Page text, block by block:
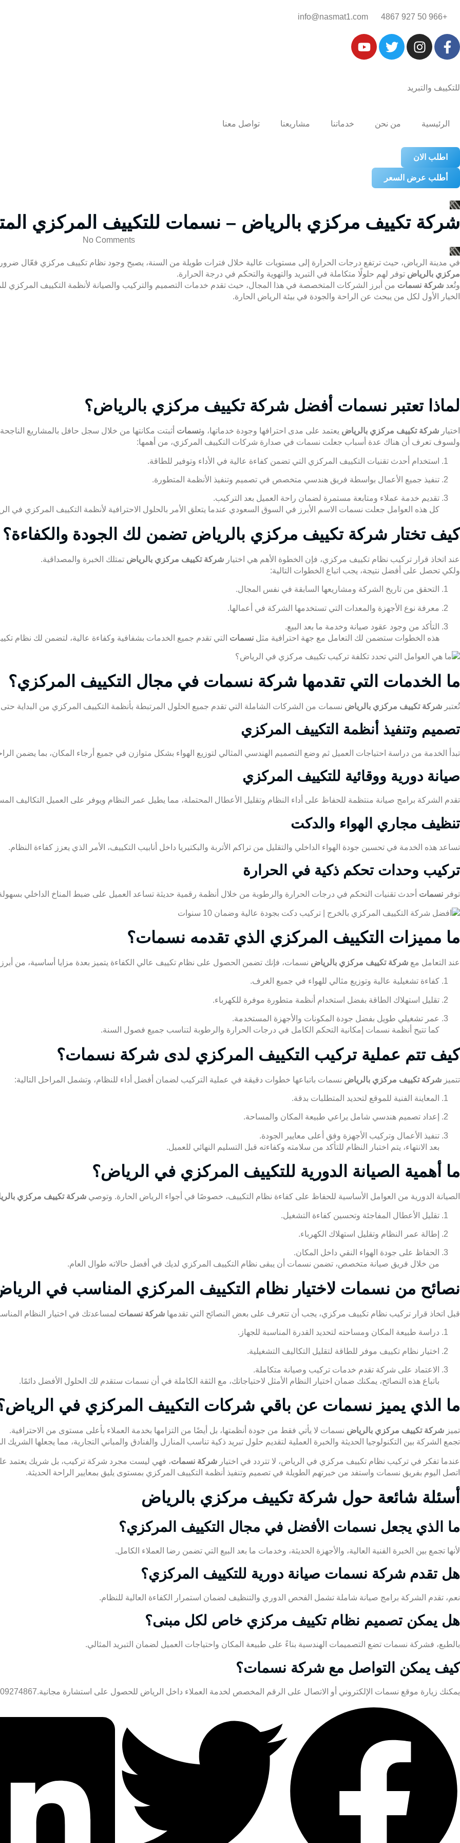
+966 50 927 4867‎‏
info@nasmat1.com
للتكييف والتبريد
الرئيسية من نحن خدماتنا مشاريعنا تواصل معنا
اطلب الان
أطلب عرض السعر
شركة تكييف مركزي بالرياض – نسمات للتكييف المركزي
No Comments
في مدينة الرياض، حيث ترتفع درجات الحرارة إلى مستويات عالية خلال فترات طويلة من السنة، يصبح وجود نظام تكييف مركزي فعّال
مركزي بالرياض توفر لهم حلولًا متكاملة في التبريد والتهوية والتحكم في درجة الحرارة.
وتُعد شركة نسمات من أبرز الشركات المتخصصة في هذا المجال، حيث تقدم خدمات التصميم والتركيب والصيانة لأنظمة التكييف المركزي
الخيار الأول لكل من يبحث عن الراحة والجودة في بيئة الرياض الحارة.
لماذا تعتبر نسمات أفضل شركة تكييف مركزي بالرياض؟
اختيار شركة تكييف مركزي بالرياض يعتمد على مدى احترافها وجودة خدماتها، ونسمات أثبتت مكانتها من خلال سجل حافل بالمشاريع
ولسوف تعرف أن هناك عدة أسباب جعلت نسمات في صدارة شركات التكييف المركزي، من أهمها:
استخدام أحدث تقنيات التكييف المركزي التي تضمن كفاءة عالية في الأداء وتوفير للطاقة.
تنفيذ جميع الأعمال بواسطة فريق هندسي متخصص في تصميم وتنفيذ الأنظمة المتطورة.
تقديم خدمة عملاء ومتابعة مستمرة لضمان راحة العميل بعد التركيب.
كل هذه العوامل جعلت نسمات الاسم الأبرز في السوق السعودي عندما يتعلق الأمر بالحلول الاحترافية لأنظمة التكييف المركزي في
كيف تختار شركة تكييف مركزي بالرياض تضمن لك الجودة والكفاءة؟
عند اتخاذ قرار تركيب نظام تكييف مركزي، فإن الخطوة الأهم هي اختيار شركة تكييف مركزي بالرياض تمتلك الخبرة والمصداقية.
ولكي تحصل على أفضل نتيجة، يجب اتباع الخطوات التالية:
التحقق من تاريخ الشركة ومشاريعها السابقة في نفس المجال.
معرفة نوع الأجهزة والمعدات التي تستخدمها الشركة في أعمالها.
التأكد من وجود عقود صيانة وخدمة ما بعد البيع.
هذه الخطوات ستضمن لك التعامل مع جهة احترافية مثل نسمات التي تقدم جميع الخدمات بشفافية وكفاءة عالية، لتضمن لك نظام
ما الخدمات التي تقدمها شركة نسمات في مجال التكييف المركزي؟
تُعتبر شركة تكييف مركزي بالرياض نسمات من الشركات الشاملة التي تقدم جميع الحلول المرتبطة بأنظمة التكييف المركزي من البداية
تصميم وتنفيذ أنظمة التكييف المركزي
تبدأ الخدمة من دراسة احتياجات العميل ثم وضع التصميم الهندسي المثالي لتوزيع الهواء بشكل متوازن في جميع أرجاء المكان، بما يضمن
صيانة دورية ووقائية للتكييف المركزي
تقدم الشركة برامج صيانة منتظمة للحفاظ على أداء النظام وتقليل الأعطال المحتملة، مما يطيل عمر النظام ويوفر على العميل التكاليف
تنظيف مجاري الهواء والدكت
تساعد هذه الخدمة في تحسين جودة الهواء الداخلي والتقليل من تراكم الأتربة والبكتيريا داخل أنابيب التكييف، الأمر الذي يعزز كفاءة النظام.
تركيب وحدات تحكم ذكية في الحرارة
توفر نسمات أحدث تقنيات التحكم في درجات الحرارة والرطوبة من خلال أنظمة رقمية حديثة تساعد العميل على ضبط المناخ الداخلي
ما مميزات التكييف المركزي الذي تقدمه نسمات؟
عند التعامل مع شركة تكييف مركزي بالرياض نسمات، فإنك تضمن الحصول على نظام تكييف عالي الكفاءة يتميز بعدة مزايا أساسية، من
كفاءة تشغيلية عالية وتوزيع مثالي للهواء في جميع الغرف.
تقليل استهلاك الطاقة بفضل استخدام أنظمة متطورة موفرة للكهرباء.
عمر تشغيلي طويل بفضل جودة المكونات والأجهزة المستخدمة.
كما تتيح أنظمة نسمات إمكانية التحكم الكامل في درجات الحرارة والرطوبة لتناسب جميع فصول السنة.
كيف تتم عملية تركيب التكييف المركزي لدى شركة نسمات؟
تتميز شركة تكييف مركزي بالرياض نسمات باتباعها خطوات دقيقة في عملية التركيب لضمان أفضل أداء للنظام، وتشمل المراحل التالية:
المعاينة الفنية للموقع لتحديد المتطلبات بدقة.
إعداد تصميم هندسي شامل يراعي طبيعة المكان والمساحة.
تنفيذ الأعمال وتركيب الأجهزة وفق أعلى معايير الجودة.
بعد الانتهاء، يتم اختبار النظام للتأكد من سلامته وكفاءته قبل التسليم النهائي للعميل.
ما أهمية الصيانة الدورية للتكييف المركزي في الرياض؟
الصيانة الدورية من العوامل الأساسية للحفاظ على كفاءة نظام التكييف، خصوصًا في أجواء الرياض الحارة. وتوصي شركة تكييف مركزي
تقليل الأعطال المفاجئة وتحسين كفاءة التشغيل.
إطالة عمر النظام وتقليل استهلاك الكهرباء.
الحفاظ على جودة الهواء النقي داخل المكان.
من خلال فريق صيانة متخصص، تضمن نسمات أن يبقى نظام التكييف المركزي لديك في أفضل حالاته طوال العام.
نصائح من نسمات لاختيار نظام التكييف المركزي المناسب في
قبل اتخاذ قرار تركيب نظام تكييف مركزي، يجب أن تتعرف على بعض النصائح التي تقدمها شركة نسمات لمساعدتك في اختيار النظام
دراسة طبيعة المكان ومساحته لتحديد القدرة المناسبة للجهاز.
اختيار نظام تكييف موفر للطاقة لتقليل التكاليف التشغيلية.
الاعتماد على شركة تقدم خدمات تركيب وصيانة متكاملة.
باتباع هذه النصائح، يمكنك ضمان اختيار النظام الأمثل لاحتياجاتك، مع الثقة الكاملة في أن نسمات ستقدم لك الحلول الأفضل دائمًا.
ما الذي يميز نسمات عن باقي شركات التكييف المركزي في
تميز شركة تكييف مركزي بالرياض نسمات لا يأتي فقط من جودة أنظمتها، بل أيضًا من التزامها بخدمة العملاء بأعلى مستوى من الاحترافية.
تجمع الشركة بين التكنولوجيا الحديثة والخبرة العملية لتقديم حلول تبريد ذكية تناسب المنازل والفنادق والمباني التجارية، مما يجعلها
عندما تفكر في تركيب نظام تكييف مركزي في الرياض، لا تتردد في اختيار شركة نسمات، فهي ليست مجرد شركة تركيب، بل شريك يعتمد
اتصل اليوم بفريق نسمات واستفد من خبرتهم الطويلة في تصميم وتنفيذ أنظمة التكييف المركزي بمستوى يليق بمعايير الراحة الحديثة.
أسئلة شائعة حول شركة تكييف مركزي بالرياض
ما الذي يجعل نسمات الأفضل في مجال التكييف المركزي؟
لأنها تجمع بين الخبرة الفنية العالية، والأجهزة الحديثة، وخدمات ما بعد البيع التي تضمن رضا العملاء الكامل.
هل تقدم شركة نسمات صيانة دورية للتكييف المركزي؟
نعم، تقدم الشركة برامج صيانة شاملة تشمل الفحص الدوري والتنظيف لضمان استمرار الكفاءة العالية للنظام.
هل يمكن تصميم نظام تكييف مركزي خاص لكل مبنى؟
بالطبع، فشركة نسمات تضع التصميمات الهندسية بناءً على طبيعة المكان واحتياجات العميل لضمان التبريد المثالي.
كيف يمكن التواصل مع شركة نسمات؟
يمكنك زيارة موقع نسمات الإلكتروني أو الاتصال على الرقم المخصص لخدمة العملاء داخل الرياض للحصول على استشارة مجانية.0509274867